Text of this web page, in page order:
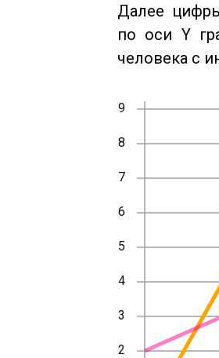
Далее
по оси Y
человека с